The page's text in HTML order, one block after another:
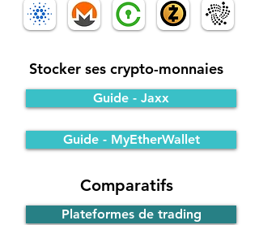
Stocker ses crypto-monnaies
Comparatifs
Plateformes de trading
Guide - MyEtherWallet
Guide - Jaxx